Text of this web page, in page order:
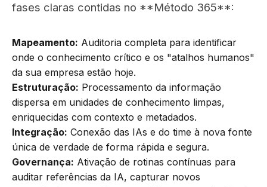
fases claras contidas no **Método 365**:
Mapeamento: Auditoria completa para identificar
onde o conhecimento crítico e os "atalhos humanos"
da sua empresa estão hoje.
Estruturação: Processamento da informação
dispersa em unidades de conhecimento limpas,
enriquecidas com contexto e metadados.
Integração: Conexão das IAs e do time à nova fonte
única de verdade de forma rápida e segura.
Governança: Ativação de rotinas contínuas para
auditar referências da IA, capturar novos